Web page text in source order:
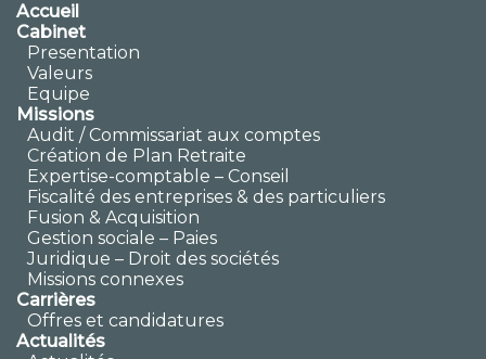
Accueil
Cabinet
Presentation
Valeurs
Equipe
Missions
Audit / Commissariat aux comptes
Création de Plan Retraite
Expertise-comptable – Conseil
Fiscalité des entreprises & des particuliers
Fusion & Acquisition
Gestion sociale – Paies
Juridique – Droit des sociétés
Missions connexes
Carrières
Offres et candidatures
Actualités